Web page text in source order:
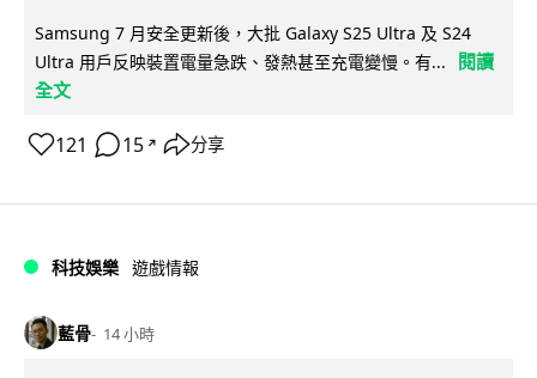
Samsung 7 月安全更新後，大批 Galaxy S25 Ultra 及 S24
Ultra 用戶反映裝置電量急跌、發熱甚至充電變慢。有...
閱讀
全文
121 15 ↗ 分享
科技娛樂 遊戲情報
藍骨 14 小時